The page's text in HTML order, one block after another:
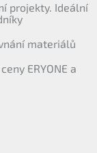
projekty. Ideální
materiálů
ERYONE a